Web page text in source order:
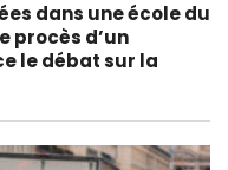
dans une école du
procès d’un
le débat sur la